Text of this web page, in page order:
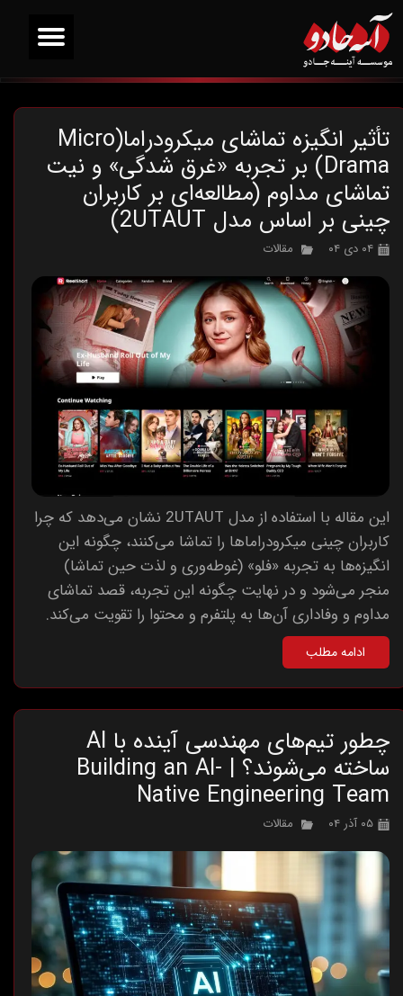
تأثیر انگیزه تماشای میکرو‌دراما(Micro
Drama) بر تجربه «غرق شدگی» و نیت
تماشای مداوم (مطالعه‌ای بر کاربران
چینی بر اساس مدل 2UTAUT)
۰۴ دی ۰۴ مقالات
این مقاله با استفاده از مدل 2UTAUT نشان می‌دهد که چرا
کاربران چینی میکرو‌دراماها را تماشا می‌کنند، چگونه این
انگیزه‌ها به تجربه «فلو» (غوطه‌وری و لذت حین تماشا)
منجر می‌شود و در نهایت چگونه این تجربه، قصد تماشای
مداوم و وفاداری آن‌ها به پلتفرم و محتوا را تقویت می‌کند.
ادامه مطلب
چطور تیم‌های مهندسی آینده با AI
ساخته می‌شوند؟ | Building an AI-
Native Engineering Team
۰۵ آذر ۰۴ مقالات